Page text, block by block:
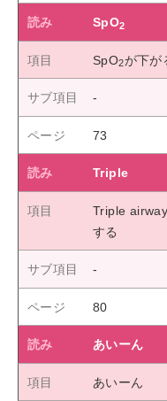
SpO2
SpO2が下が
73
Triple
Triple
する
80
あいーん
あいーん